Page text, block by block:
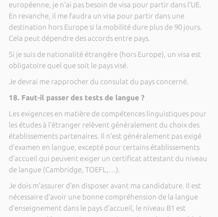
européenne, je n’ai pas besoin de visa pour partir dans l’UE.
En revanche, il me faudra un visa pour partir dans une
destination hors Europe si la mobilité dure plus de 90 jours.
Cela peut dépendre des accords entre pays.
Si je suis de nationalité étrangère (hors Europe), un visa est
obligatoire quel que soit le pays visé.
Je devrai me rapprocher du consulat du pays concerné.
18. Faut-il passer des tests de langue ?
Les exigences en matière de compétences linguistiques pour
les études à l’étranger relèvent généralement du choix des
établissements partenaires. Il n’est généralement pas exigé
d’examen en langue, excepté pour certains établissements
d’accueil qui peuvent exiger un certificat attestant du niveau
de langue (Cambridge, TOEFL,…).
Je dois m’assurer d’en disposer avant ma candidature. Il est
nécessaire d’avoir une bonne compréhension de la langue
d’enseignement dans le pays d’accueil, le niveau B1 est